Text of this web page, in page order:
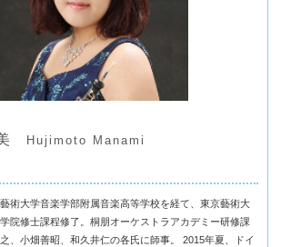
Hujimoto Manami
術大学音楽学部附属音楽高等学校を経て、東京藝術大
院修士課程修了。桐朋オーケストラアカデミー研修課
、小畑善昭、和久井仁の各氏に師事。 2015年夏、ドイ